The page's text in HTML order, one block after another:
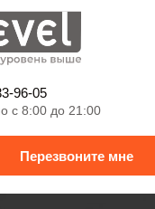
96-05
с 8:00 до 21:00
Перезвоните мне